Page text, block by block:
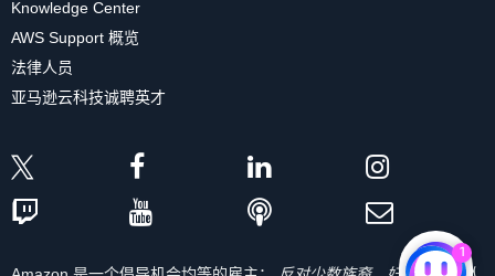
Knowledge Center
AWS Support 概览
法律人员
亚马逊云科技诚聘英才
1